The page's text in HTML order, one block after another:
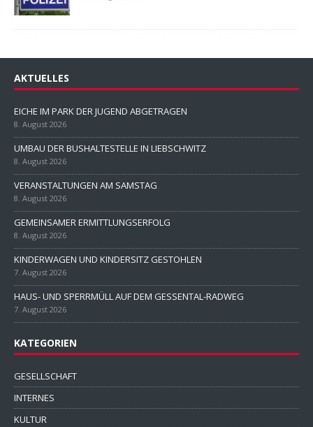
AKTUELLES
EICHE IM PARK DER JUGEND ABGETRAGEN
8. August 2026
UMBAU DER BUSHALTESTELLE IN LIEBSCHWITZ
8. August 2026
VERANSTALTUNGEN AM SAMSTAG
8. August 2026
GEMEINSAMER ERMITTLUNGSERFOLG
8. August 2026
KINDERWAGEN UND KINDERSITZ GESTOHLEN
7. August 2026
HAUS- UND SPERRMÜLL AUF DEM GESSENTAL-RADWEG
7. August 2026
KATEGORIEN
GESELLSCHAFT
INTERNES
KULTUR